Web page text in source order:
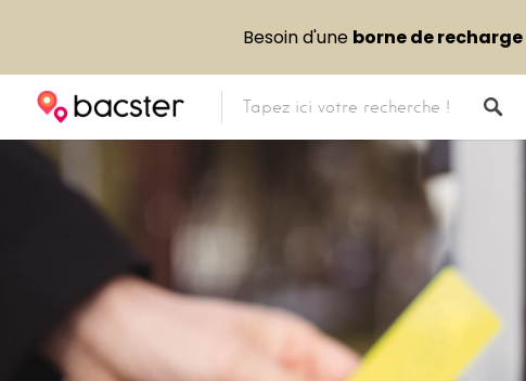
Besoin d'une borne de recharge